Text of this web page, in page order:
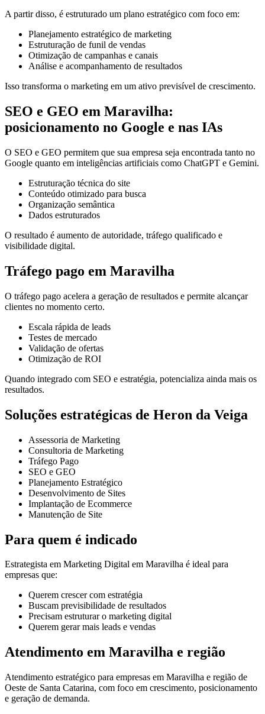
A partir disso, é estruturado um plano estratégico com foco em:
Planejamento estratégico de marketing
Estruturação de funil de vendas
Otimização de campanhas e canais
Análise e acompanhamento de resultados
Isso transforma o marketing em um ativo previsível de crescimento.
SEO e GEO em Maravilha:
posicionamento no Google e nas IAs
O SEO e GEO permitem que sua empresa seja encontrada tanto no
Google quanto em inteligências artificiais como ChatGPT e Gemini.
Estruturação técnica do site
Conteúdo otimizado para busca
Organização semântica
Dados estruturados
O resultado é aumento de autoridade, tráfego qualificado e
visibilidade digital.
Tráfego pago em Maravilha
O tráfego pago acelera a geração de resultados e permite alcançar
clientes no momento certo.
Escala rápida de leads
Testes de mercado
Validação de ofertas
Otimização de ROI
Quando integrado com SEO e estratégia, potencializa ainda mais os
resultados.
Soluções estratégicas de Heron da Veiga
Assessoria de Marketing
Consultoria de Marketing
Tráfego Pago
SEO e GEO
Planejamento Estratégico
Desenvolvimento de Sites
Implantação de Ecommerce
Manutenção de Site
Para quem é indicado
Estrategista em Marketing Digital em Maravilha é ideal para
empresas que:
Querem crescer com estratégia
Buscam previsibilidade de resultados
Precisam estruturar o marketing digital
Querem gerar mais leads e vendas
Atendimento em Maravilha e região
Atendimento estratégico para empresas em Maravilha e região de
Oeste de Santa Catarina, com foco em crescimento, posicionamento
e geração de demanda.